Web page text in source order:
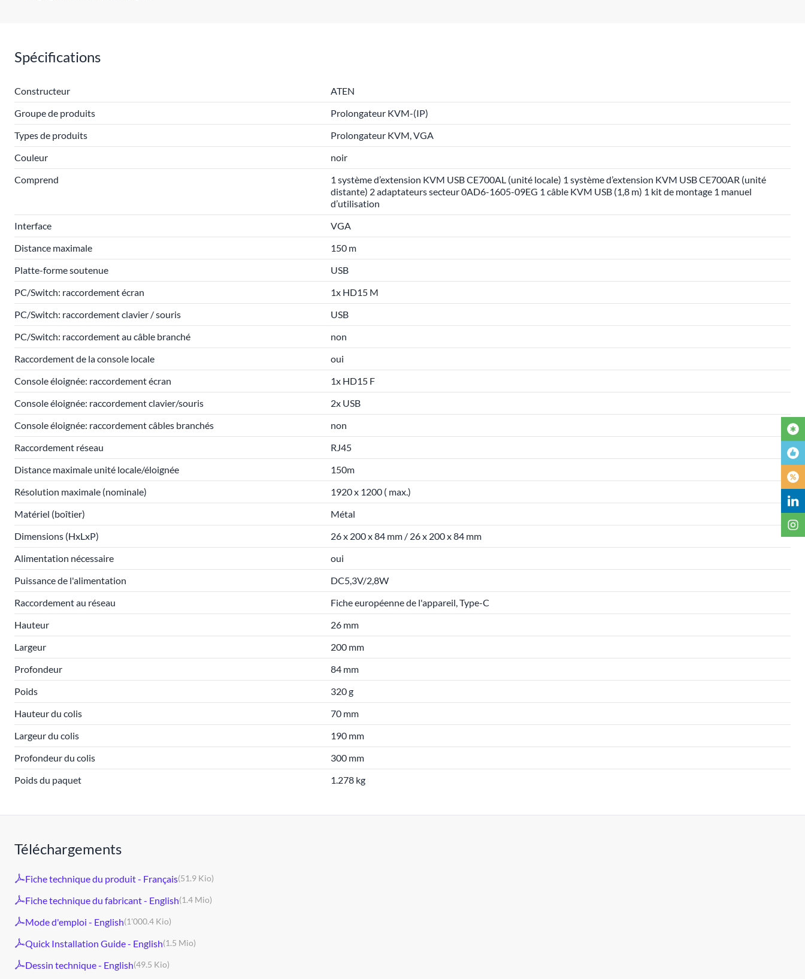
Spécifications
Constructeur
ATEN
Groupe de produits
Prolongateur KVM-(IP)
Types de produits
Prolongateur KVM, VGA
Couleur
noir
Comprend
1 système d’extension KVM USB CE700AL (unité locale) 1 système d’extension KVM USB CE700AR (unité
distante) 2 adaptateurs secteur 0AD6-1605-09EG 1 câble KVM USB (1,8 m) 1 kit de montage 1 manuel
d’utilisation
Interface
VGA
Distance maximale
150 m
Platte-forme soutenue
USB
PC/Switch: raccordement écran
1x HD15 M
PC/Switch: raccordement clavier / souris
USB
PC/Switch: raccordement au câble branché
non
Raccordement de la console locale
oui
Console éloignée: raccordement écran
1x HD15 F
Console éloignée: raccordement clavier/souris
2x USB
Console éloignée: raccordement câbles branchés
non
Raccordement réseau
RJ45
Distance maximale unité locale/éloignée
150m
Résolution maximale (nominale)
1920 x 1200 ( max.)
Matériel (boîtier)
Métal
Dimensions (HxLxP)
26 x 200 x 84 mm / 26 x 200 x 84 mm
Alimentation nécessaire
oui
Puissance de l'alimentation
DC5,3V/2,8W
Raccordement au réseau
Fiche européenne de l'appareil, Type-C
Hauteur
26 mm
Largeur
200 mm
Profondeur
84 mm
Poids
320 g
Hauteur du colis
70 mm
Largeur du colis
190 mm
Profondeur du colis
300 mm
Poids du paquet
1.278 kg
Téléchargements
Fiche technique du produit - Français(51.9 Kio)
Fiche technique du fabricant - English(1.4 Mio)
Mode d'emploi - English(1'000.4 Kio)
Quick Installation Guide - English(1.5 Mio)
Dessin technique - English(49.5 Kio)